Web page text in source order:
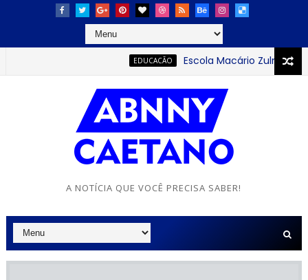
EDUCACÃO Escola Macário Zulmiro se
A NOTÍCIA QUE VOCÊ PRECISA SABER!